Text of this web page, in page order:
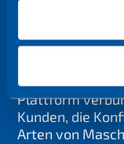
Die
Die Tausende
Plattform
Kunden, die
Arten von